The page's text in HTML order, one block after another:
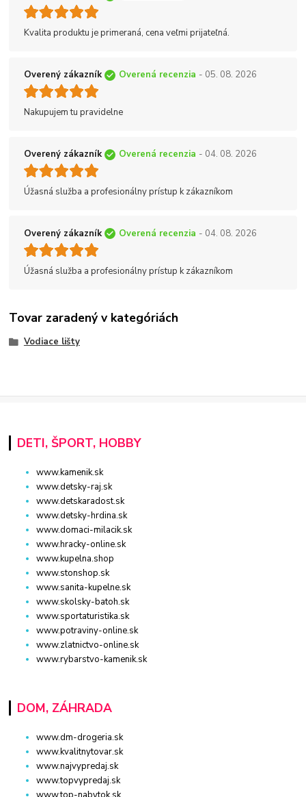
Kvalita produktu je primeraná, cena veľmi prijateľná.
Overený zákazník Overená recenzia - 05. 08. 2026
Nakupujem tu pravidelne
Overený zákazník Overená recenzia - 04. 08. 2026
Úžasná služba a profesionálny prístup k zákazníkom
Overený zákazník Overená recenzia - 04. 08. 2026
Úžasná služba a profesionálny prístup k zákazníkom
Tovar zaradený v kategóriách
Vodiace lišty
DETI, ŠPORT, HOBBY
www.kamenik.sk
www.detsky-raj.sk
www.detskaradost.sk
www.detsky-hrdina.sk
www.domaci-milacik.sk
www.hracky-online.sk
www.kupelna.shop
www.stonshop.sk
www.sanita-kupelne.sk
www.skolsky-batoh.sk
www.sportaturistika.sk
www.potraviny-online.sk
www.zlatnictvo-online.sk
www.rybarstvo-kamenik.sk
DOM, ZÁHRADA
www.dm-drogeria.sk
www.kvalitnytovar.sk
www.najvypredaj.sk
www.topvypredaj.sk